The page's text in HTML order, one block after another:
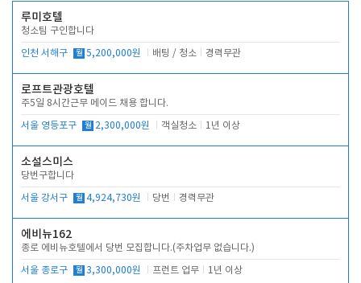
루미호텔
청소팀 구인합니다
인천 서해구 월 5,200,000원 배팅 / 청소 경력무관
로프트관광호텔
주5일 8시간근무 메이드 채용 합니다.
서울 영등포구 월 2,300,000원 객실청소 1년 이상
소설스미스
당번구합니다
서울 강서구 월 4,924,730원 당번 경력무관
에비뉴162
종로 에비뉴호텔에서 당번 모집합니다.(주차업무 없습니다.)
서울 종로구 월 3,300,000원 프런트 업무 1년 이상